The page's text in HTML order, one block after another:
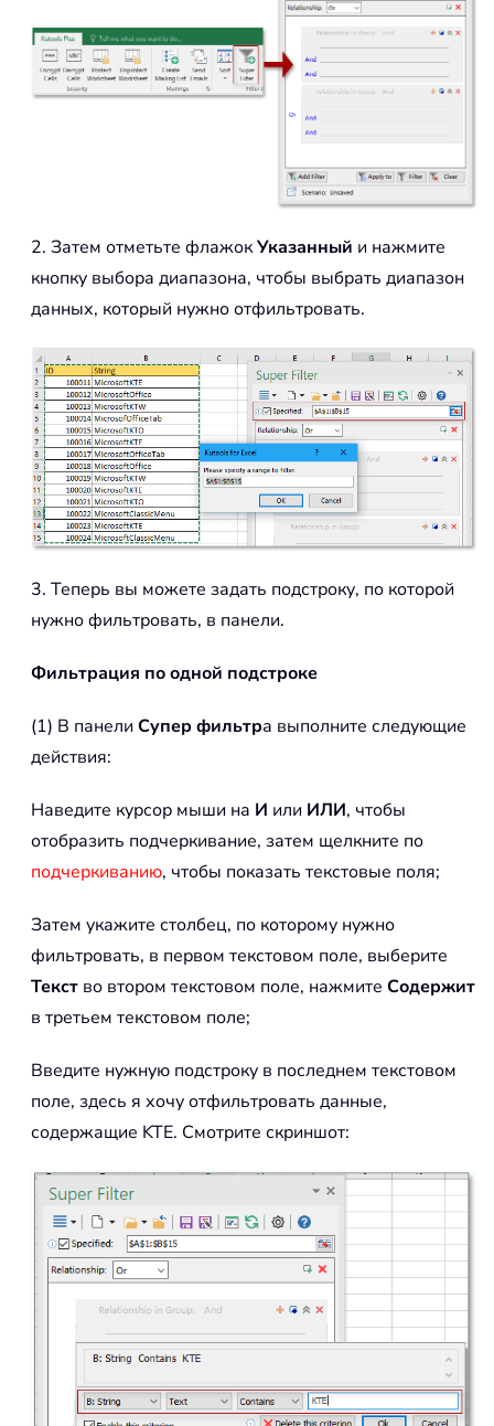
2. Затем отметьте флажокУказанный и нажмите
кнопку выбора диапазона, чтобы выбрать диапазон
данных, который нужно отфильтровать.
3. Теперь вы можете задать подстроку, по которой
нужно фильтровать, в панели.
Фильтрация по одной подстроке
(1) В панели Супер фильтра выполните следующие
действия:
Наведите курсор мыши на И или ИЛИ, чтобы
отобразить подчеркивание, затем щелкните по
подчеркиванию, чтобы показать текстовые поля;
Затем укажите столбец, по которому нужно
фильтровать, в первом текстовом поле, выберите
Текст во втором текстовом поле, нажмите Содержит
в третьем текстовом поле;
Введите нужную подстроку в последнем текстовом
поле, здесь я хочу отфильтровать данные,
содержащие KTE. Смотрите скриншот: